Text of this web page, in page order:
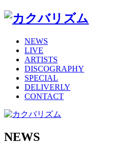
NEWS
LIVE
ARTISTS
DISCOGRAPHY
SPECIAL
DELIVERLY
CONTACT
NEWS